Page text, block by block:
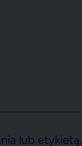
lub etykietą.